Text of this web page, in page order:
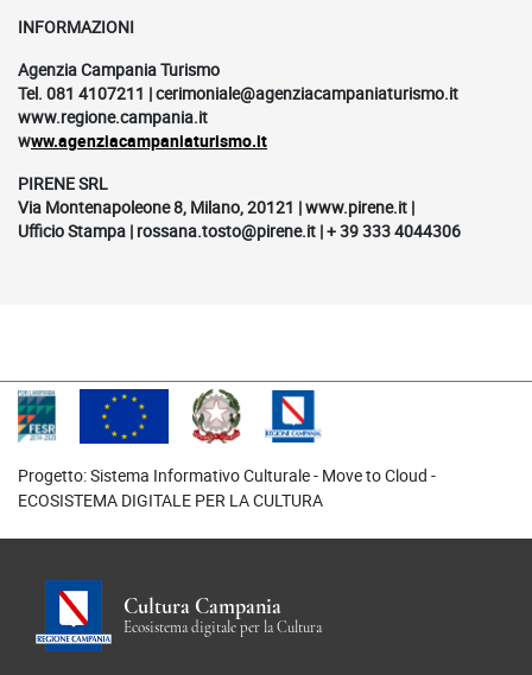
INFORMAZIONI
Agenzia Campania Turismo
Tel. 081 4107211 | cerimoniale@agenziacampaniaturismo.it
www.regione.campania.it
www.agenziacampaniaturismo.it
PIRENE SRL
Via Montenapoleone 8, Milano, 20121 | www.pirene.it |
Ufficio Stampa | rossana.tosto@pirene.it | + 39 333 4044306
Progetto: Sistema Informativo Culturale - Move to Cloud -
ECOSISTEMA DIGITALE PER LA CULTURA
Cultura Campania
Ecosistema digitale per la Cultura